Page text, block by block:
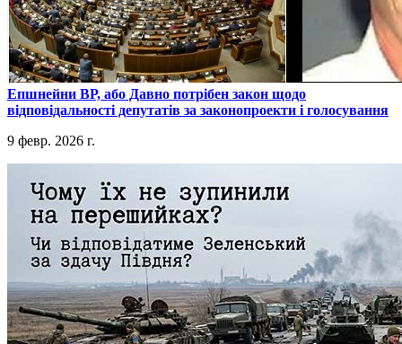
​Епшнейни ВР, або Давно потрібен закон щодо
відповідальності депутатів за законопроекти і голосування
9 февр. 2026 г.